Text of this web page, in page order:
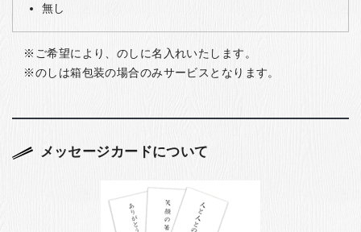
無し
ご希望により、のしに名入れいたします。
のしは箱包装の場合のみサービスとなります。
メッセージカードについて